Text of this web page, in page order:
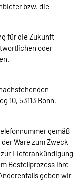
bzw. die
für die Zukunft
oder
10, 53113 Bonn,
gemäß
der Ware zum Zweck
Lieferankündigung
Bestellprozess Ihre
geben wir